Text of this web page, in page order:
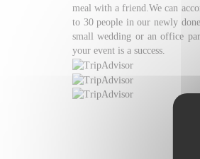
meal with a friend.We can
to 30 people in our newly
small wedding or an office
your event is a success.